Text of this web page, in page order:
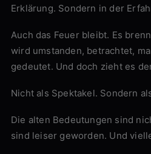
Erklärung. Sondern in der
Auch das Feuer bleibt. Es brennt in der Dämmerung,
wird umstanden, betrachtet,
gedeutet. Und doch zieht es
Nicht als Spektakel. Sondern
Die alten Bedeutungen sind nicht verschwunden. Sie
sind leiser geworden. Und